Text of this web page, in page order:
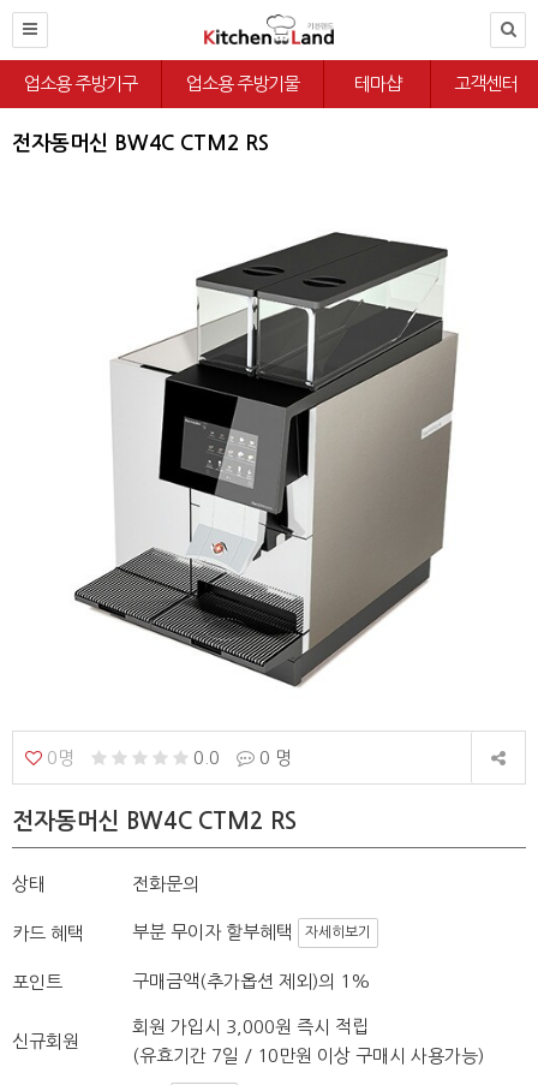
업소용 주방기구 업소용 주방기물 테마샵 고객센터
전자동머신 BW4C CTM2 RS
0명 0.0 0 명
전자동머신 BW4C CTM2 RS
상태 전화문의
카드 혜택 부분 무이자 할부혜택 자세히보기
포인트 구매금액(추가옵션 제외)의 1%
신규회원
회원 가입시 3,000원 즉시 적립
(유효기간 7일 / 10만원 이상 구매시 사용가능)